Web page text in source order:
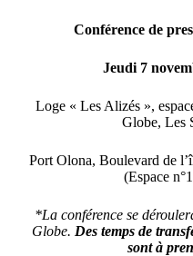
Conférence de
Jeudi 7
Loge « Les Alizés »,
Globe, Les
Port Olona, Boulevard de
(Espace
*La conférence se
Globe. Des temps de
sont à